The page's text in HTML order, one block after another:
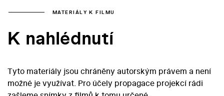
MATERIÁLY K FILMU
K nahlédnutí
Tyto materiály jsou chráněny autorským právem a není
možné je využívat. Pro účely propagace projekcí rádi